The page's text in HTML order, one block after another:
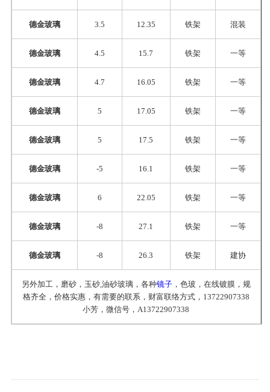
德金玻璃 3.5 12.35 铁架 混装
德金玻璃 4.5 15.7 铁架 一等
德金玻璃 4.7 16.05 铁架 一等
德金玻璃 5 17.05 铁架 一等
德金玻璃 5 17.5 铁架 一等
德金玻璃 -5 16.1 铁架 一等
德金玻璃 6 22.05 铁架 一等
德金玻璃 -8 27.1 铁架 一等
德金玻璃 -8 26.3 铁架 建协
另外加工，磨砂，玉砂,油砂玻璃，各种镜子，色玻，在线镀膜，规
格齐全，价格实惠，有需要的联系，财富联络方式，13722907338
小芳，微信号，A13722907338